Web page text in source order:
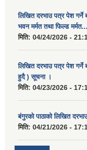
लिखित दरभाउ पत्र पेश गर्ने
भवन मर्मत तथा फिल्ड
मिति: 04/24/2026 -
लिखित दरभाउ पत्र पेश गर्ने
हुदै ) सूचना ।
मिति: 04/23/2026 -
बंगुरको पाठाको लिखित
मिति: 04/21/2026 -